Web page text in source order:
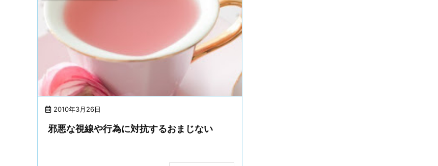
2010年3月26日
邪悪な視線や行為に対抗するおまじない